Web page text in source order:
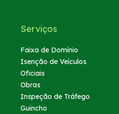
Serviços
Faixa de Domínio
Isenção de Veículos
Oficiais
Obras
Inspeção de Tráfego
Guincho